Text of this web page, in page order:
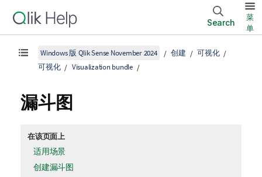
Search
菜
单
Windows 版 Qlik Sense November 2024 创建
可视化
可视化
Visualization bundle
漏斗图
在该页面上
适用场景
创建漏斗图